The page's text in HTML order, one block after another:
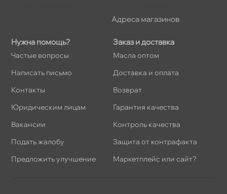
Нужна помощь?
Частые вопросы
Написать письмо
Контакты
Юридическим лицам
акансии
Подать жалобу
Предложить улучшение
Заказ и доставка
Масла оптом
Доставка и оплата
озврат
Гарантия качества
Контроль качества
Защита от контрафакта
Маркетплейс или сайт?
Адреса магазино